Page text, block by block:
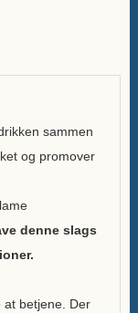
sammen
og promover
denne slags
at betjene. Der